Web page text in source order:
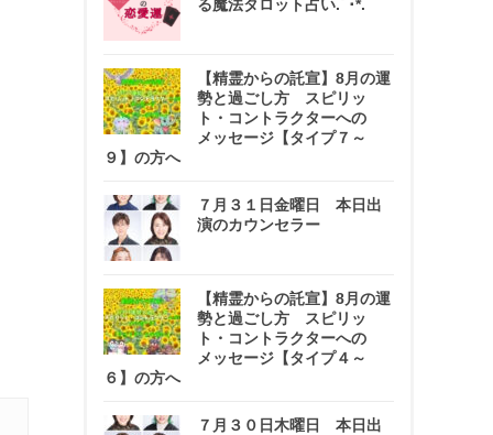
る魔法タロット占い.ﾟ･*.
【精霊からの託宣】8月の運
勢と過ごし方 スピリッ
ト・コントラクターへの
メッセージ【タイプ７～
９】の方へ
７月３１日金曜日 本日出
演のカウンセラー
【精霊からの託宣】8月の運
勢と過ごし方 スピリッ
ト・コントラクターへの
メッセージ【タイプ４～
６】の方へ
７月３０日木曜日 本日出